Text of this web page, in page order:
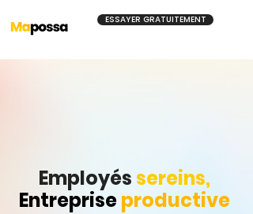
ESSAYER GRATUITEMENT
Employés sereins,
Entrepriseproductive